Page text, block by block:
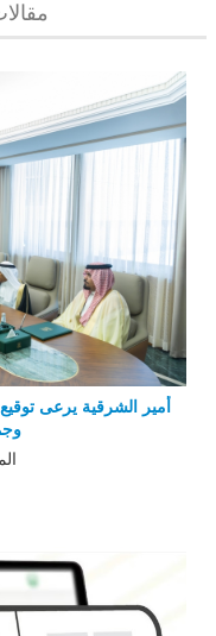
أمير الشرقية يرعى توقيع